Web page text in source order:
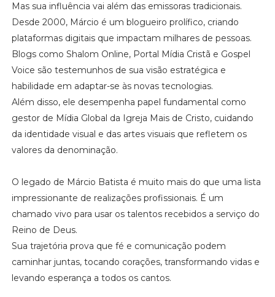
Mas sua influência vai além das emissoras tradicionais.
Desde 2000, Márcio é um blogueiro prolífico, criando
plataformas digitais que impactam milhares de pessoas.
Blogs como Shalom Online, Portal Mídia Cristã e Gospel
Voice são testemunhos de sua visão estratégica e
habilidade em adaptar-se às novas tecnologias.
Além disso, ele desempenha papel fundamental como
gestor de Mídia Global da Igreja Mais de Cristo, cuidando
da identidade visual e das artes visuais que refletem os
valores da denominação.
O legado de Márcio Batista é muito mais do que uma lista
impressionante de realizações profissionais. É um
chamado vivo para usar os talentos recebidos a serviço do
Reino de Deus.
Sua trajetória prova que fé e comunicação podem
caminhar juntas, tocando corações, transformando vidas e
levando esperança a todos os cantos.